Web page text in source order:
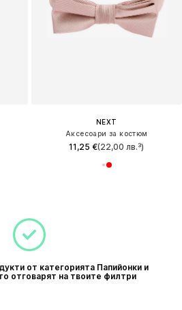
NEXT
Аксесоари за костюм
11,25 €(22,00 лв.³)
от категорията Папийонки и
отговарят на твоите филтри